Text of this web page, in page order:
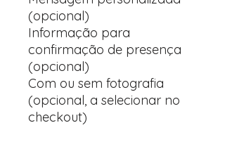
(opcional)
Informação para
confirmação de presença
(opcional)
Com ou sem fotografia
(opcional, a selecionar no
checkout)